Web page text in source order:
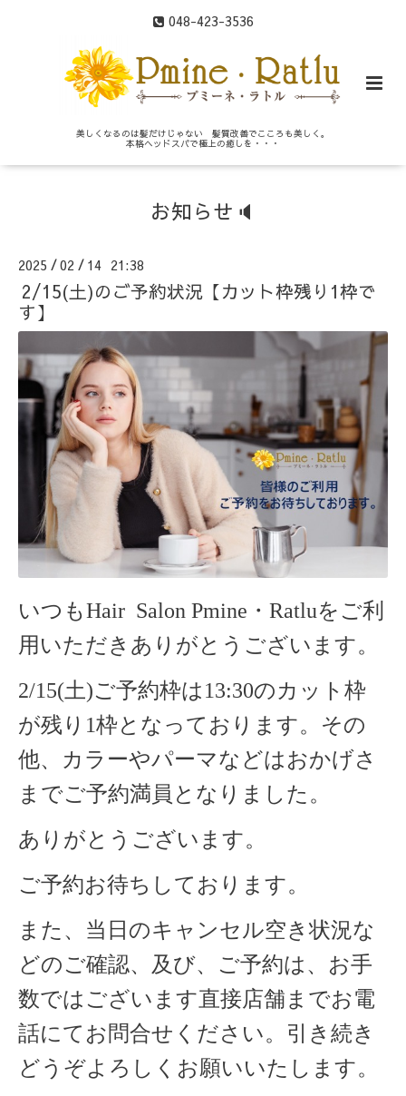
048-423-3536
美しくなるのは髪だけじゃない 髪質改善でこころも美しく。
本格ヘッドスパで極上の癒しを・・・
お知らせ🔈
2025 /02 / 14 21:38
2/15(土)のご予約状況【カット枠残り1枠で
す】
いつもHair Salon Pmine・Ratluをご利
用いただきありがとうございます。
2/15(土)ご予約枠は13:30のカット枠
が残り1枠となっております。その
他、カラーやパーマなどはおかげさ
までご予約満員となりました。
ありがとうございます。
ご予約お待ちしております。
また、当日のキャンセル空き状況な
どのご確認、及び、ご予約は、お手
数ではございます直接店舗までお電
話にてお問合せください。引き続き
どうぞよろしくお願いいたします。